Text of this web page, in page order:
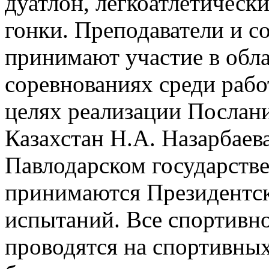
гонки. Преподаватели и
принимают участие в
соревнованиях среди
целях реализации
Казахстан Н.А.
Павлодарском
принимаются
испытаний. Все
проводятся на